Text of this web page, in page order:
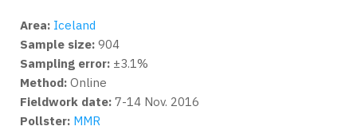
Area: Iceland
Sample size: 904
Sampling error: ±3.1%
Method: Online
Fieldwork date: 7-14 Nov. 2016
Pollster: MMR